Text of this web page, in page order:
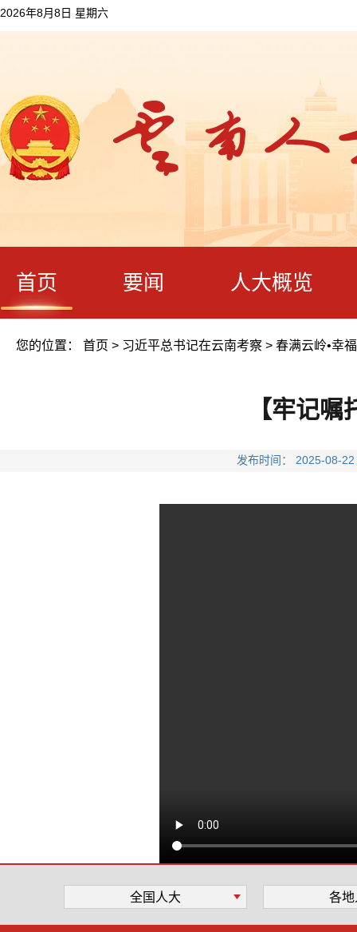
2026年8月8日 星期六
首页 要闻 人大概览
您的位置： 首页 > 习近平总书记在云南考察 > 春满云岭•幸
【牢记
发布时间： 2025-
全国人大 各